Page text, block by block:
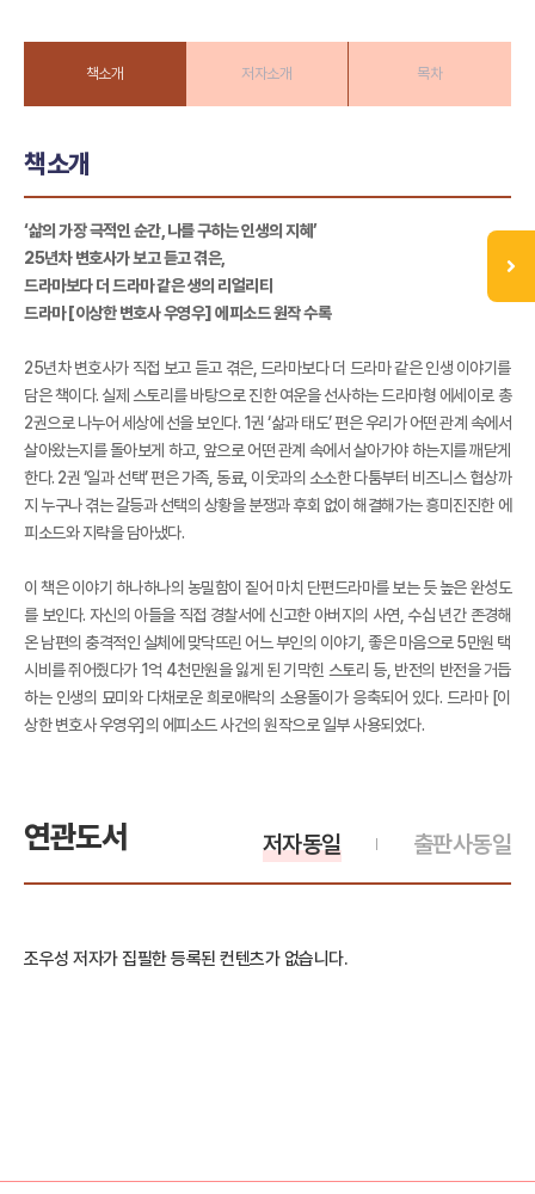
책소개 저자소개 목차
책소개
‘삶의 가장 극적인 순간, 나를 구하는 인생의 지혜’
25년차 변호사가 보고 듣고 겪은,
드라마보다 더 드라마 같은 생의 리얼리티
드라마 [이상한 변호사 우영우] 에피소드 원작 수록
25년차 변호사가 직접 보고 듣고 겪은, 드라마보다 더 드라마 같은 인생 이야기를
담은 책이다. 실제 스토리를 바탕으로 진한 여운을 선사하는 드라마형 에세이로 총
2권으로 나누어 세상에 선을 보인다. 1권 ‘삶과 태도’ 편은 우리가 어떤 관계 속에서
살아왔는지를 돌아보게 하고, 앞으로 어떤 관계 속에서 살아가야 하는지를 깨닫게
한다. 2권 ‘일과 선택’ 편은 가족, 동료, 이웃과의 소소한 다툼부터 비즈니스 협상까
지 누구나 겪는 갈등과 선택의 상황을 분쟁과 후회 없이 해결해가는 흥미진진한 에
피소드와 지략을 담아냈다.
이 책은 이야기 하나하나의 농밀함이 짙어 마치 단편드라마를 보는 듯 높은 완성도
를 보인다. 자신의 아들을 직접 경찰서에 신고한 아버지의 사연, 수십 년간 존경해
온 남편의 충격적인 실체에 맞닥뜨린 어느 부인의 이야기, 좋은 마음으로 5만원 택
시비를 쥐어줬다가 1억 4천만원을 잃게 된 기막힌 스토리 등, 반전의 반전을 거듭
하는 인생의 묘미와 다채로운 희로애락의 소용돌이가 응축되어 있다. 드라마 [이
상한 변호사 우영우]의 에피소드 사건의 원작으로 일부 사용되었다.
연관도서 출판사동일
저자동일
조우성 저자가 집필한 등록된 컨텐츠가 없습니다.